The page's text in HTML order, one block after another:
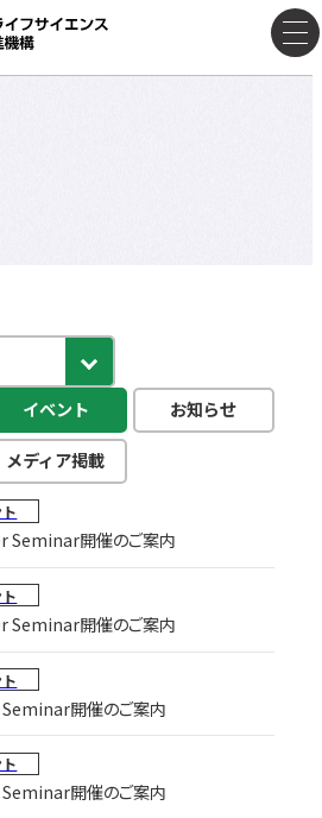
イベント お知らせ
メディア掲載
Seminar開催のご案内
Seminar開催のご案内
開催のご案内
開催のご案内